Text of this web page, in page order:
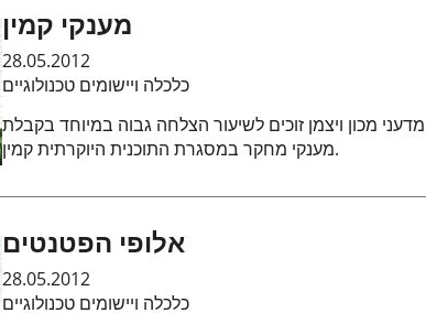
מענקי קמין
28.05.2012
כלכלה ויישומים טכנולוגיים
מדעני מכון ויצמן זוכים לשיעור הצלחה גבוה במיוחד בקבלת
מענקי מחקר במסגרת התוכנית היוקרתית קמין.
אלופי הפטנטים
28.05.2012
כלכלה ויישומים טכנולוגיים